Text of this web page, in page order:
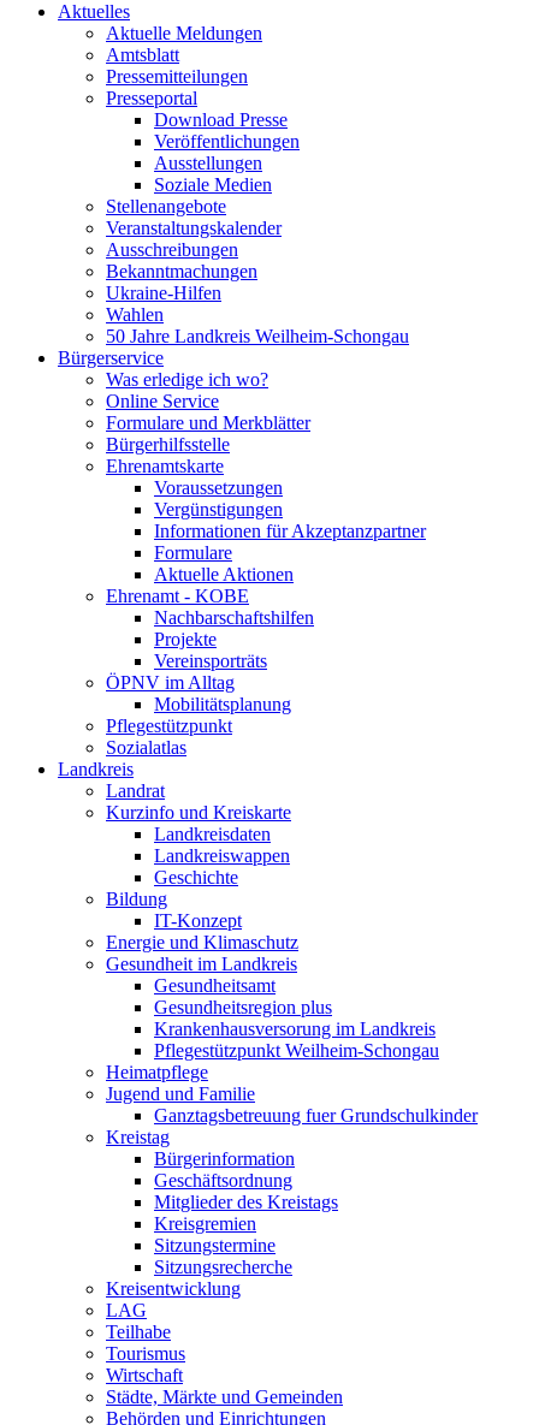
Aktuelles
Aktuelle Meldungen
Amtsblatt
Pressemitteilungen
Presseportal
Download Presse
Veröffentlichungen
Ausstellungen
Soziale Medien
Stellenangebote
Veranstaltungskalender
Ausschreibungen
Bekanntmachungen
Ukraine-Hilfen
Wahlen
50 Jahre Landkreis Weilheim-Schongau
Bürgerservice
Was erledige ich wo?
Online Service
Formulare und Merkblätter
Bürgerhilfsstelle
Ehrenamtskarte
Voraussetzungen
Vergünstigungen
Informationen für Akzeptanzpartner
Formulare
Aktuelle Aktionen
Ehrenamt - KOBE
Nachbarschaftshilfen
Projekte
Vereinsporträts
ÖPNV im Alltag
Mobilitätsplanung
Pflegestützpunkt
Sozialatlas
Landkreis
Landrat
Kurzinfo und Kreiskarte
Landkreisdaten
Landkreiswappen
Geschichte
Bildung
IT-Konzept
Energie und Klimaschutz
Gesundheit im Landkreis
Gesundheitsamt
Gesundheitsregion plus
Krankenhausversorung im Landkreis
Pflegestützpunkt Weilheim-Schongau
Heimatpflege
Jugend und Familie
Ganztagsbetreuung fuer Grundschulkinder
Kreistag
Bürgerinformation
Geschäftsordnung
Mitglieder des Kreistags
Kreisgremien
Sitzungstermine
Sitzungsrecherche
Kreisentwicklung
LAG
Teilhabe
Tourismus
Wirtschaft
Städte, Märkte und Gemeinden
Behörden und Einrichtungen